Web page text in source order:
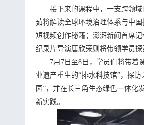
接下来的课程中，一支跨领域
茹将解读全球环境治理体系与中
短视频创作秘籍；澎湃新闻首席
纪录片导演唐欣荣则将带领学员
7月7日至8日，学员们将带着课
业遗产重生的“排水科技馆”，探
园”，并在长三角生态绿色一体化
新实践。